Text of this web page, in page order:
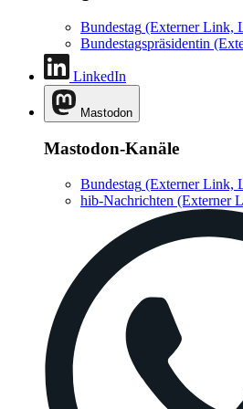
Bundestag (Externer Link,
Bundestagspräsidentin
LinkedIn
Mastodon
Mastodon-Kanäle
Bundestag (Externer Link,
hib-Nachrichten (Externer